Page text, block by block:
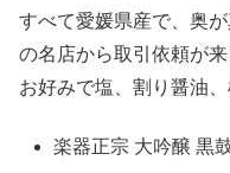
すべて愛媛県産で、奥
の名店から取引依頼が
お好みで塩、割り醤油
楽器正宗 大吟醸 黒